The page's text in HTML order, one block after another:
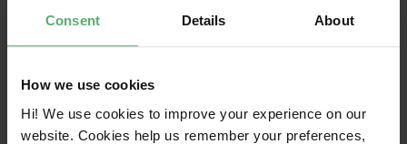
Consent Details About
How we use cookies
Hi! We use cookies to improve your experience on our
website. Cookies help us remember your preferences,
21, 2022|Kategorien News|Tags : How to
einer nachhaltigen Beschaffungsstrategie?
Nehmen Sie an diesem webinar teil und
erfahren Sie mehr.